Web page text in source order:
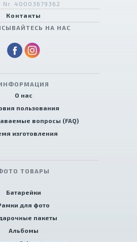
Nr. 40003679362
Контакты
НА НАС
О нас
пользования
вопросы (FAQ)
изготовления
ТОВАРЫ
Батарейки
для фото
пакеты
Альбомы